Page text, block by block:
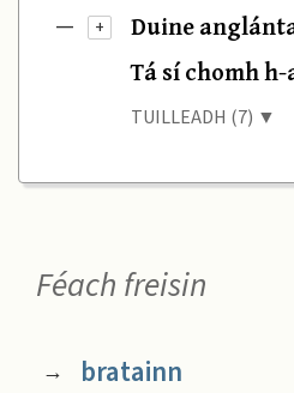
— + Duine
Tá sí chomh
TUILLEADH (7) ▼
Féach freisin
→ bratainn